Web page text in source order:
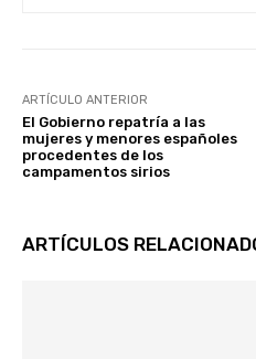
ARTÍCULO ANTERIOR
El Gobierno repatría a las
mujeres y menores españoles
procedentes de los
campamentos sirios
ARTÍCULOS